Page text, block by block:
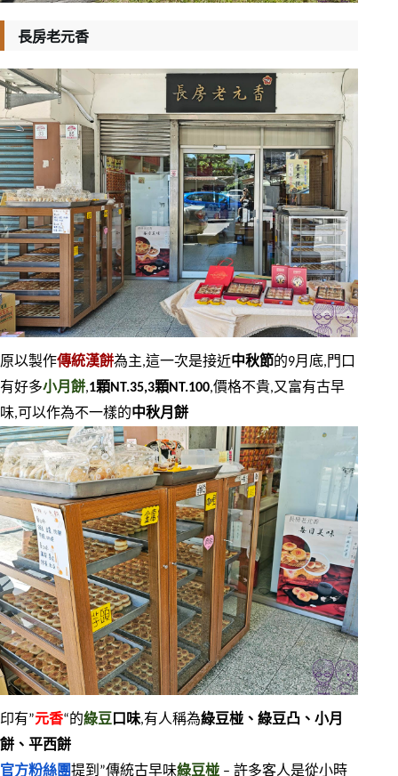
長房老元香
原以製作傳統漢餅為主,這一次是接近中秋節的9月底,門口
有好多小月餅,1顆NT.35,3顆NT.100,價格不貴,又富有古早
味,可以作為不一樣的中秋月餅
印有”元香“的綠豆 口味,有人稱為綠豆椪、綠豆凸、小月
餅、平西餅
官方粉絲團提到”傳統古早味綠豆椪 – 許多客人是從小時